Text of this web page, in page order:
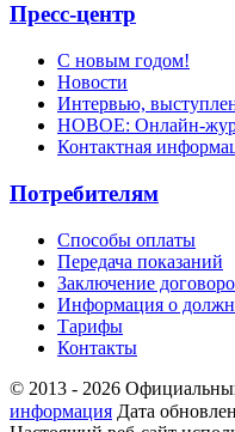
Пресс-центр
С новым годом!
Новости
Интервью,
НОВОЕ: Онлайн-
Контактная
Потребителям
Способы оплаты
Передача показаний
Заключение
Информация о
Тарифы
Контакты
© 2013 - 2026
информация Дата